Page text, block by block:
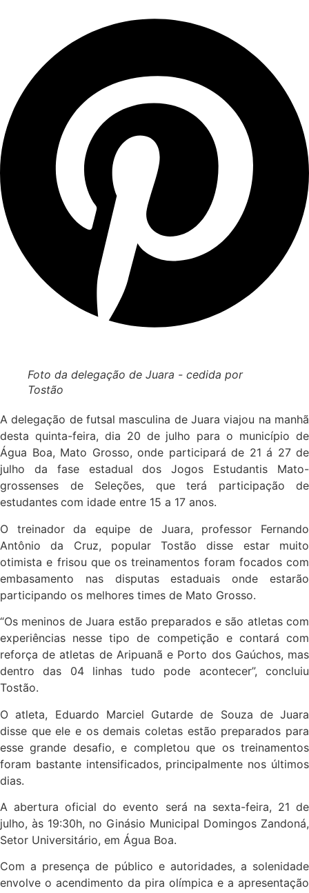
Foto da delegação de Juara - cedida por
Tostão
A delegação de futsal masculina de Juara viajou na manhã
desta quinta-feira, dia 20 de julho para o município de
Água Boa, Mato Grosso, onde participará de 21 á 27 de
julho da fase estadual dos Jogos Estudantis Mato-
grossenses de Seleções, que terá participação de
estudantes com idade entre 15 a 17 anos.
O treinador da equipe de Juara, professor Fernando
Antônio da Cruz, popular Tostão disse estar muito
otimista e frisou que os treinamentos foram focados com
embasamento nas disputas estaduais onde estarão
participando os melhores times de Mato Grosso.
“Os meninos de Juara estão preparados e são atletas com
experiências nesse tipo de competição e contará com
reforça de atletas de Aripuanã e Porto dos Gaúchos, mas
dentro das 04 linhas tudo pode acontecer”, concluiu
Tostão.
O atleta, Eduardo Marciel Gutarde de Souza de Juara
disse que ele e os demais coletas estão preparados para
esse grande desafio, e completou que os treinamentos
foram bastante intensificados, principalmente nos últimos
dias.
A abertura oficial do evento será na sexta-feira, 21 de
julho, às 19:30h, no Ginásio Municipal Domingos Zandoná,
Setor Universitário, em Água Boa.
Com a presença de público e autoridades, a solenidade
envolve o acendimento da pira olímpica e a apresentação